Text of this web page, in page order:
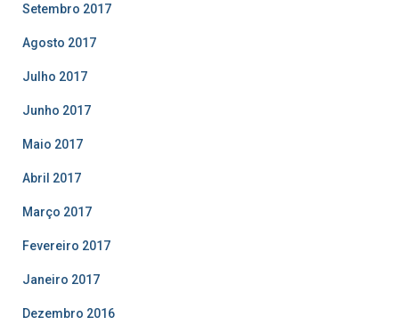
Setembro 2017
Agosto 2017
Julho 2017
Junho 2017
Maio 2017
Abril 2017
Março 2017
Fevereiro 2017
Janeiro 2017
Dezembro 2016